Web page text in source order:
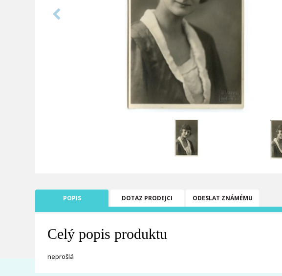
POPIS DOTAZ PRODEJCI ODESLAT ZNÁMÉMU
Celý popis produktu
neprošlá